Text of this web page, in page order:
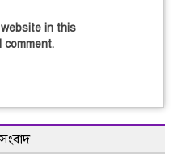
in this